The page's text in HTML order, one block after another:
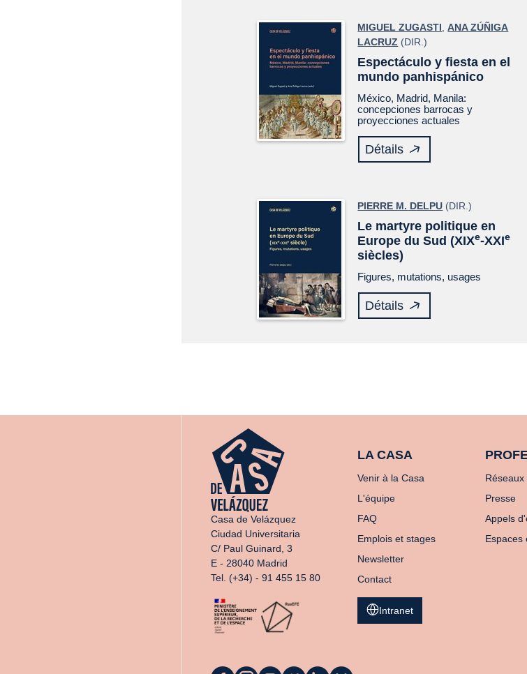
MIGUEL ZUGASTI ,ANA ZÚÑIGA
LACRUZ (DIR.)
Espectáculo y fiesta en el
mundo panhispánico
México, Madrid, Manila:
concepciones barrocas y
proyecciones actuales
Détails
PIERRE M. DELPU (DIR.)
Le martyre politique en
Europe du Sud (XIXe-XXIe
siècles)
Figures, mutations, usages
Détails
Casa de Velázquez
Ciudad Universitaria
C/ Paul Guinard, 3
E - 28040 Madrid
Tel. (+34) - 91 455 15 80
LA CASA
Venir à la Casa
L'équipe
FAQ
Emplois et stages
Newsletter
Contact
Presse
Appels
Espaces
Intranet